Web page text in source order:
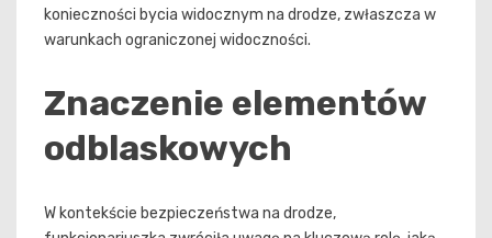
konieczności bycia widocznym na drodze, zwłaszcza w
warunkach ograniczonej widoczności.
Znaczenie elementów
odblaskowych
W kontekście bezpieczeństwa na drodze,